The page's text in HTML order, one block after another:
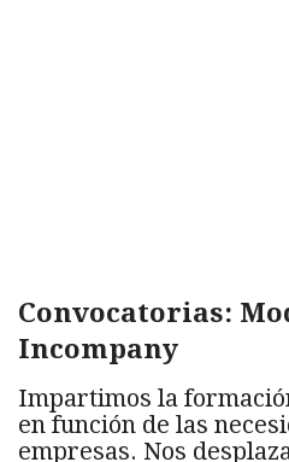
Convocatorias:
Incompany
Impartimos la
en función de las
empresas. Nos